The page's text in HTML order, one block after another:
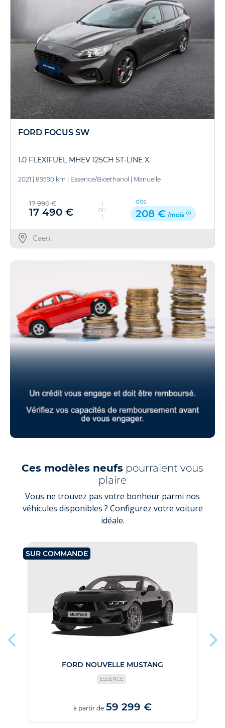
FORD FOCUS SW
1.0 FLEXIFUEL MHEV 125CH ST-LINE X
2021 89590 km Essence/Bioethanol Manuelle
17 990 €
17 490 € OU
dès
208 € /mois
Caen
Ces modèles neufs pourraient vous
plaire
Vous ne trouvez pas votre bonheur parmi nos
véhicules disponibles ? Configurez votre voiture
idéale.
SUR COMMANDE
FORD NOUVELLE MUSTANG
ESSENCE
à partir de 59 299 €